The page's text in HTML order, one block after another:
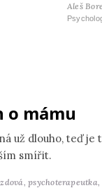
Aleš
o mámu
už dlouho, teď je
smířit.